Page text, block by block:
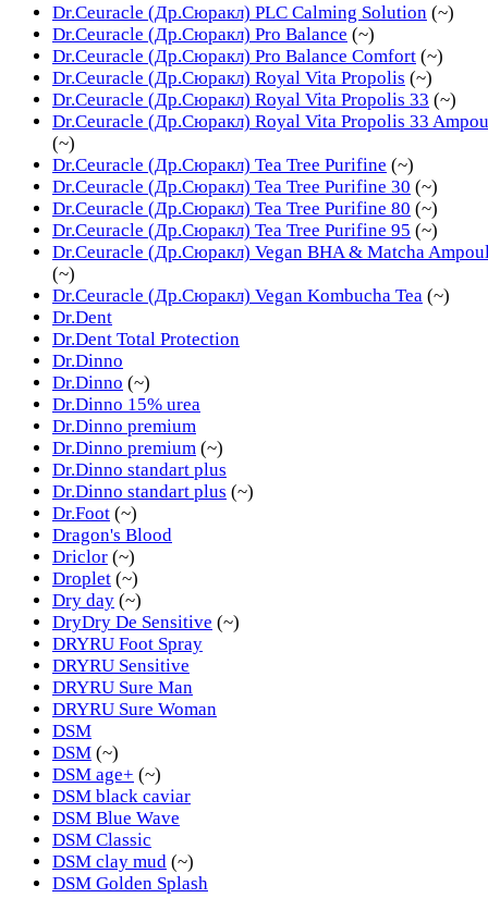
Dr.Ceuracle (Др.Сюракл) PLC Calming Solution (~)
Dr.Ceuracle (Др.Сюракл) Pro Balance (~)
Dr.Ceuracle (Др.Сюракл) Pro Balance Comfort (~)
Dr.Ceuracle (Др.Сюракл) Royal Vita Propolis (~)
Dr.Ceuracle (Др.Сюракл) Royal Vita Propolis 33 (~)
Dr.Ceuracle (Др.Сюракл) Royal Vita Propolis 33
(~)
Dr.Ceuracle (Др.Сюракл) Tea Tree Purifine (~)
Dr.Ceuracle (Др.Сюракл) Tea Tree Purifine 30 (~)
Dr.Ceuracle (Др.Сюракл) Tea Tree Purifine 80 (~)
Dr.Ceuracle (Др.Сюракл) Tea Tree Purifine 95 (~)
Dr.Ceuracle (Др.Сюракл) Vegan BHA & Matcha
(~)
Dr.Ceuracle (Др.Сюракл) Vegan Kombucha Tea (~)
Dr.Dent
Dr.Dent Total Protection
Dr.Dinno
Dr.Dinno (~)
Dr.Dinno 15% urea
Dr.Dinno premium
Dr.Dinno premium (~)
Dr.Dinno standart plus
Dr.Dinno standart plus (~)
Dr.Foot (~)
Dragon's Blood
Driclor (~)
Droplet (~)
Dry day (~)
DryDry De Sensitive (~)
DRYRU Foot Spray
DRYRU Sensitive
DRYRU Sure Man
DRYRU Sure Woman
DSM
DSM (~)
DSM age+ (~)
DSM black caviar
DSM Blue Wave
DSM Classic
DSM clay mud (~)
DSM Golden Splash